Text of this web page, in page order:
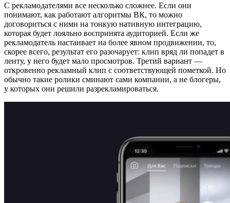
С рекламодателями все несколько сложнее. Если они
понимают, как работают алгоритмы ВК, то можно
договориться с ними на тонкую нативную интеграцию,
которая будет лояльно воспринята аудиторией. Если же
рекламодатель настаивает на более явном продвижении, то,
скорее всего, результат его разочарует: клип вряд ли попадет в
ленту, у него будет мало просмотров. Третий вариант —
откровенно рекламный клип с соответствующей пометкой. Но
обычно такие ролики сминают сами компании, а не блогеры,
у которых они решили разрекламироваться.